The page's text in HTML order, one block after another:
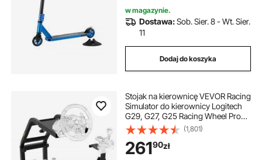
w magazynie.
Dostawa:Sob. Sier. 8 - Wt. Sier.
11
Dodaj do koszyka
Stojak na kierownicę VEVOR Racing
Simulator do kierownicy Logitech
G29, G27, G25 Racing Wheel Pro
Stand, kierownica i pedały, brak w
zestawie
(1,801)
26190zł